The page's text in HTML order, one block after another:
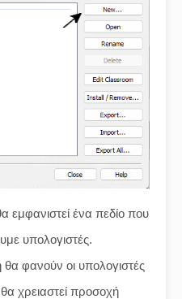
εμφανιστεί ένα πεδίο που
υπολογιστές.
θα φανούν οι υπολογιστές
χρειαστεί προσοχή